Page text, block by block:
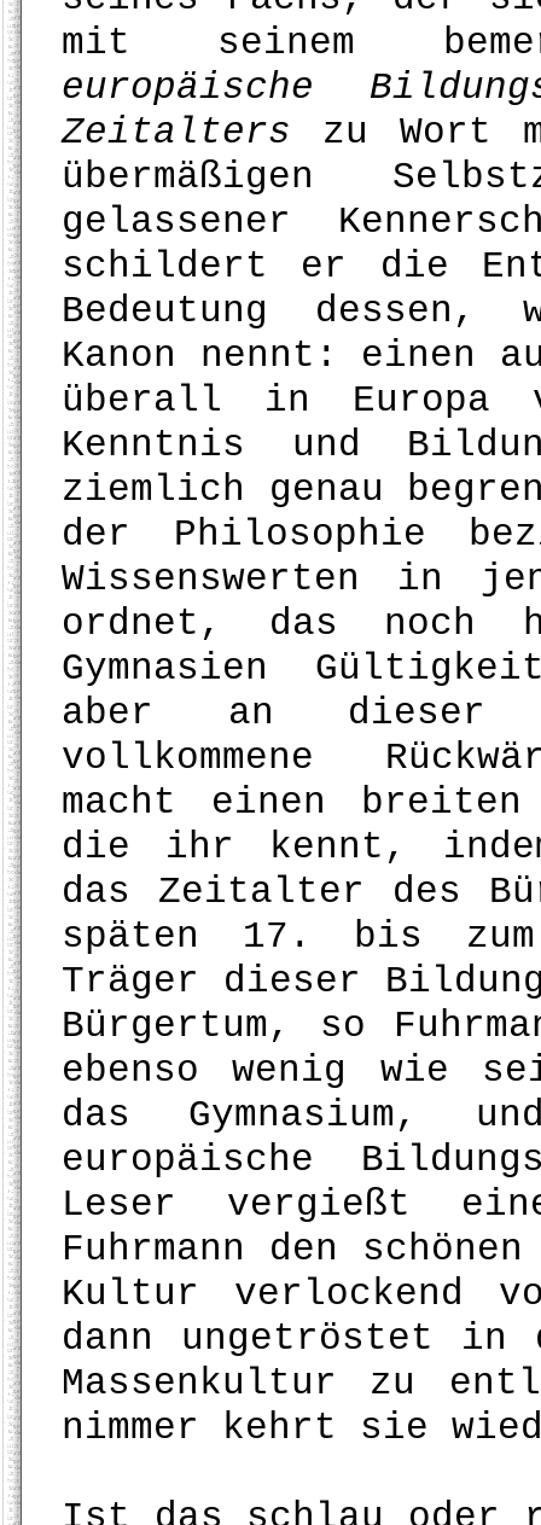
mit seinem
europäische
Zeitalters zu Wort
übermäßigen
gelassener
schildert er die
Bedeutung dessen,
Kanon nennt: einen
überall in Europa
Kenntnis und
ziemlich genau
der Philosophie
Wissenswerten in
ordnet, das noch
Gymnasien
aber an dieser
vollkommene
macht einen
die ihr kennt,
das Zeitalter des
späten 17. bis
Träger dieser
Bürgertum, so
ebenso wenig wie
das Gymnasium,
europäische
Leser vergießt
Fuhrmann den
Kultur verlockend
dann ungetröstet
Massenkultur zu
nimmer kehrt sie